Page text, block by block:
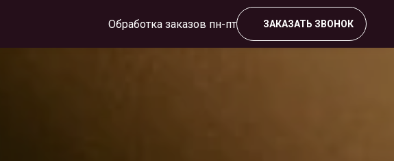
Обработка заказов пн-пт ЗАКАЗАТЬ ЗВОНОК